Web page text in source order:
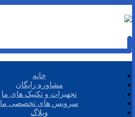
خانه
مشاوره رایگان
تجهیزات و تکنیک های ما
سرویس های تخصصی ما
وبلاگ